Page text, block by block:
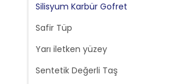
Silisyum Karbür Gofret
Safir Tüp
Yarı iletken yüzey
Sentetik Değerli Taş